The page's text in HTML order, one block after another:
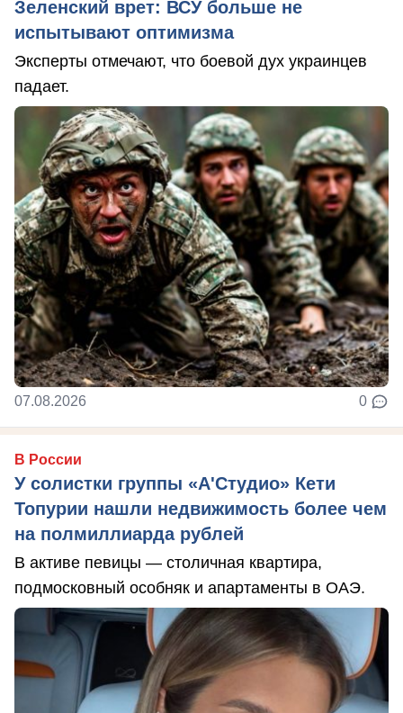
Зеленский врет: ВСУ больше не
испытывают оптимизма
Эксперты отмечают, что боевой дух украинцев
падает.
07.08.2026 0
В России
У солистки группы «А'Студио» Кети
Топурии нашли недвижимость более чем
на полмиллиарда рублей
В активе певицы — столичная квартира,
подмосковный особняк и апартаменты в ОАЭ.